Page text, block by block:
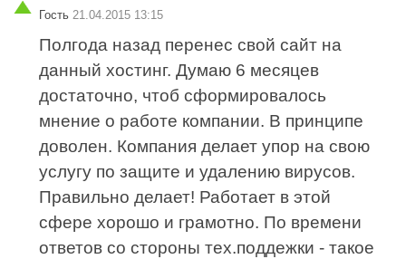
Гость 21.04.2015 13:15
Полгода назад перенес свой сайт на
данный хостинг. Думаю 6 месяцев
достаточно, чтоб сформировалось
мнение о работе компании. В принципе
доволен. Компания делает упор на свою
услугу по защите и удалению вирусов.
Правильно делает! Работает в этой
сфере хорошо и грамотно. По времени
ответов со стороны тех.поддежки - такое